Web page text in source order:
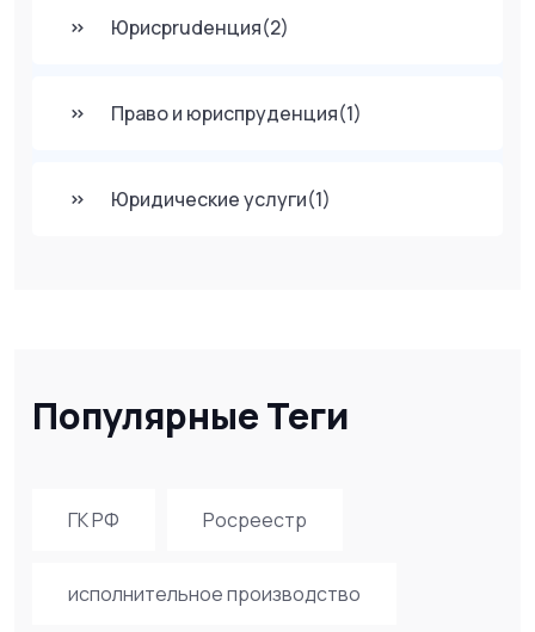
Юрисprudенция(2)
Право и юриспруденция(1)
Юридические услуги(1)
Популярные Теги
ГК РФ Росреестр
исполнительное производство